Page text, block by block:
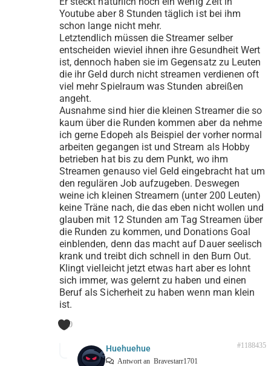
Youtube aber 8 Stunden täglich ist bei ihm
schon lange nicht mehr.
Letztendlich müssen die Streamer selber
entscheiden wieviel ihnen ihre Gesundheit Wert
ist, dennoch haben sie im Gegensatz zu Leuten
die ihr Geld durch nicht streamen verdienen oft
viel mehr Spielraum was Stunden abreißen
angeht.
Ausnahme sind hier die kleinen Streamer die so
kaum über die Runden kommen aber da nehme
ich gerne Edopeh als Beispiel der vorher normal
arbeiten gegangen ist und Stream als Hobby
betrieben hat bis zu dem Punkt, wo ihm
Streamen genauso viel Geld eingebracht hat um
den regulären Job aufzugeben. Deswegen
weine ich kleinen Streamern (unter 200 Leuten)
keine Träne nach, die das eben nicht wollen und
glauben mit 12 Stunden am Tag Streamen über
die Runden zu kommen, und Donations Goal
einblenden, denn das macht auf Dauer seelisch
krank und treibt dich schnell in den Burn Out.
Klingt vielleicht jetzt etwas hart aber es lohnt
sich immer, was gelernt zu haben und einen
Beruf als Sicherheit zu haben wenn man klein
ist.
0
Huehuehue
Antwort an Bravestarr1701
#1188435